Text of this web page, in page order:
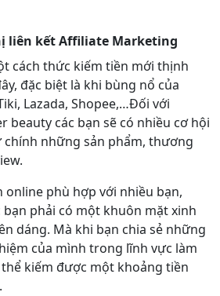
liên kết Affiliate Marketing
cách thức kiếm tiền mới thịnh
đặc biệt là khi bùng nổ của
Lazada, Shopee,…Đối với
beauty các bạn sẽ có nhiều cơ hội
những sản phẩm, thương
online phù hợp với nhiều bạn,
phải có một khuôn mặt xinh
dáng. Mà khi bạn chia sẻ những
của mình trong lĩnh vực làm
kiếm được một khoảng tiền